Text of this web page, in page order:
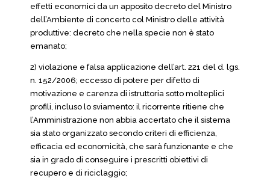
effetti economici da un apposito decreto del Ministro
dell’Ambiente di concerto col Ministro delle attività
produttive: decreto che nella specie non è stato
emanato;
2) violazione e falsa applicazione dell’art. 221 del d. lgs.
n. 152/2006; eccesso di potere per difetto di
motivazione e carenza di istruttoria sotto molteplici
profili, incluso lo sviamento: il ricorrente ritiene che
l’Amministrazione non abbia accertato che il sistema
sia stato organizzato secondo criteri di efficienza,
efficacia ed economicità, che sarà funzionante e che
sia in grado di conseguire i prescritti obiettivi di
recupero e di riciclaggio;